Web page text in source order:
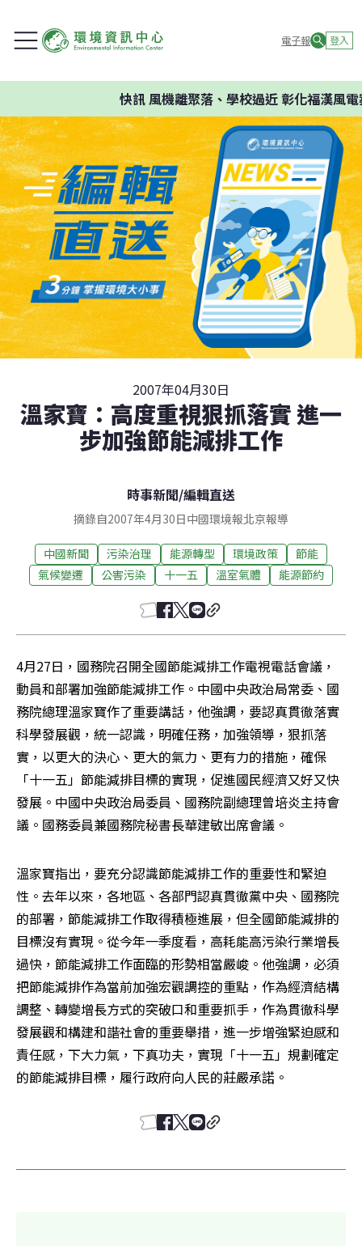
電子報 登入
快訊風機離聚落、學校過近 彰化福漢風電
2007年04月30日
溫家寶：高度重視狠抓落實 進一
步加強節能減排工作
時事新聞/編輯直送
摘錄自2007年4月30日中國環境報北京報導
中國新聞 污染治理 能源轉型 環境政策
節能
氣候變遷
公害污染 十一五 溫室氣體 能源節約
4月27日，國務院召開全國節能減排工作電視電話會議，
動員和部署加強節能減排工作。中國中央政治局常委、國
務院總理溫家寶作了重要講話，他強調，要認真貫徹落實
科學發展觀，統一認識，明確任務，加強領導，狠抓落
實，以更大的決心、更大的氣力、更有力的措施，確保
「十一五」節能減排目標的實現，促進國民經濟又好又快
發展。中國中央政治局委員、國務院副總理曾培炎主持會
議。國務委員兼國務院秘書長華建敏出席會議。
溫家寶指出，要充分認識節能減排工作的重要性和緊迫
性。去年以來，各地區、各部門認真貫徹黨中央、國務院
的部署，節能減排工作取得積極進展，但全國節能減排的
目標沒有實現。從今年一季度看，高耗能高污染行業增長
過快，節能減排工作面臨的形勢相當嚴峻。他強調，必須
把節能減排作為當前加強宏觀調控的重點，作為經濟結構
調整、轉變增長方式的突破口和重要抓手，作為貫徹科學
發展觀和構建和諧社會的重要舉措，進一步增強緊迫感和
責任感，下大力氣，下真功夫，實現「十一五」規劃確定
的節能減排目標，履行政府向人民的莊嚴承諾。